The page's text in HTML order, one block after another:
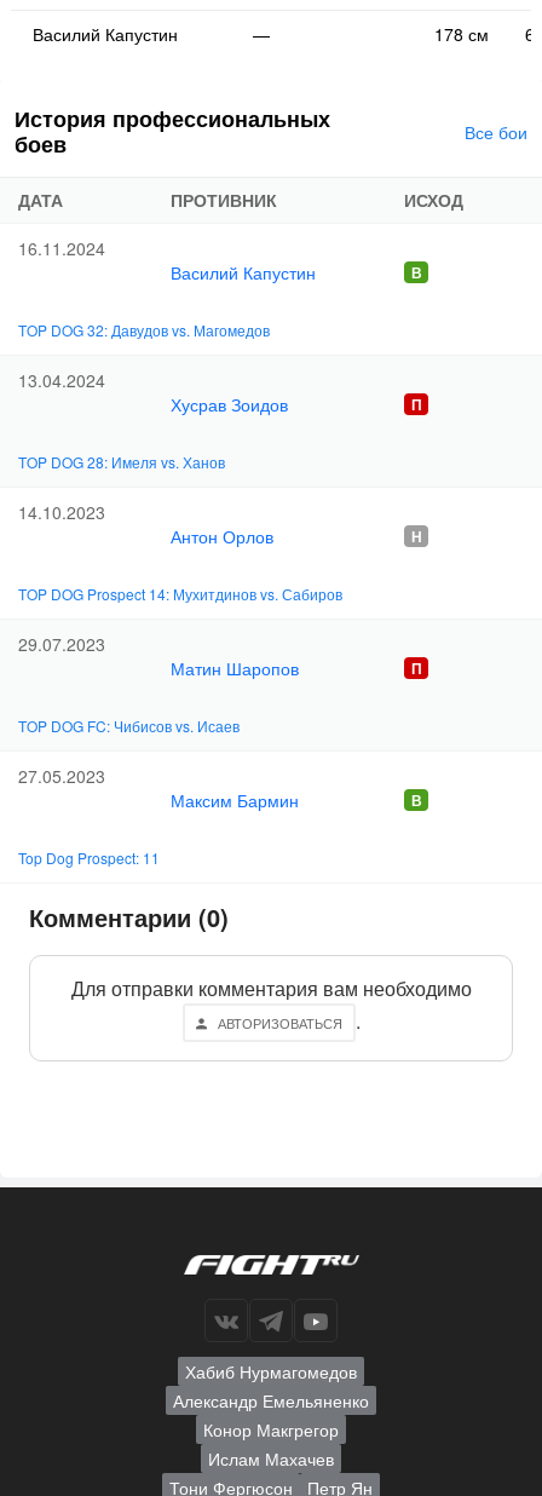
Василий Капустин
— 178 см
История профессиональных
боев
Все бои
ДАТА ПРОТИВНИК
ИСХОД
16.11.2024
Василий Капустин
TOP DOG 32: Давудов vs. Магомедов
13.04.2024
Хусрав Зоидов
TOP DOG 28: Имеля vs. Ханов
14.10.2023
Антон Орлов
TOP DOG Prospect 14: Мухитдинов vs. Сабиров
29.07.2023
Матин Шаропов
TOP DOG FC: Чибисов vs. Исаев
27.05.2023
Максим Бармин
Top Dog Prospect: 11
Комментарии (0)
Для отправки комментария вам необходимо
АВТОРИЗОВАТЬСЯ .
Хабиб Нурмагомедов
Александр Емельяненко
Конор Макгрегор
Ислам Махачев
Тони Фергюсон
Петр Ян